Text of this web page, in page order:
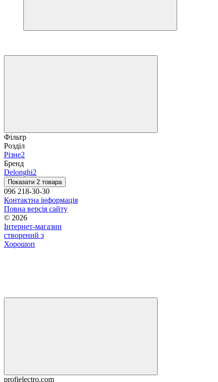
Фільтр
Розділ
Різне2
Бренд
Delonghi2
Показати 2 товара
096 218-30-30
Контактна інформація
Повна версія сайту
© 2026
Інтернет-магазин
створений з
Хорошоп
profielectro.com